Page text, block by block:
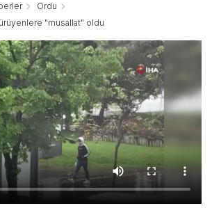
Ordu
"musallat" oldu